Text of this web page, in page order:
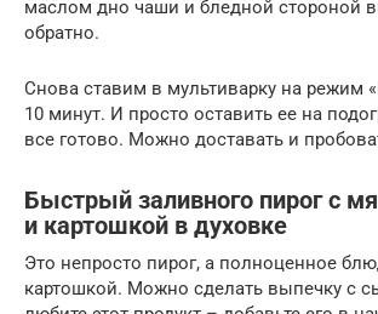
маслом дно чаши и бледной стороной
обратно.
Снова ставим в мультиварку на режим
10 минут. И просто оставить ее на
все готово. Можно доставать и
Быстрый заливного пирог с
и картошкой в духовке
Это непросто пирог, а полноценное
картошкой. Можно сделать выпечку с